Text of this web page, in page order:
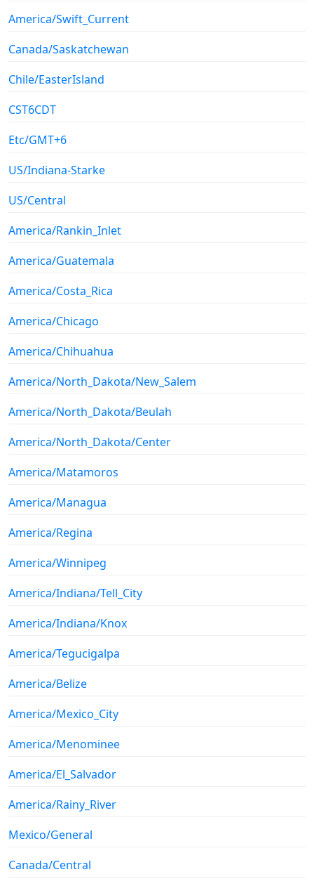
America/Swift_Current
Canada/Saskatchewan
Chile/EasterIsland
CST6CDT
Etc/GMT+6
US/Indiana-Starke
US/Central
America/Rankin_Inlet
America/Guatemala
America/Costa_Rica
America/Chicago
America/Chihuahua
America/North_Dakota/New_Salem
America/North_Dakota/Beulah
America/North_Dakota/Center
America/Matamoros
America/Managua
America/Regina
America/Winnipeg
America/Indiana/Tell_City
America/Indiana/Knox
America/Tegucigalpa
America/Belize
America/Mexico_City
America/Menominee
America/El_Salvador
America/Rainy_River
Mexico/General
Canada/Central